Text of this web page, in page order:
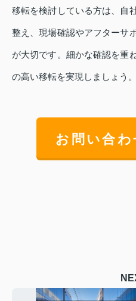
移転を検討している方は、自
整え、現場確認やアフターサ
が大切です。細かな確認を重
の高い移転を実現しましょう。
お問い合